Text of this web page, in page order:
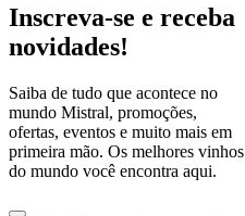
Inscreva-se e receba
novidades!
Saiba de tudo que acontece no
mundo Mistral, promoções,
ofertas, eventos e muito mais em
primeira mão. Os melhores vinhos
do mundo você encontra aqui.